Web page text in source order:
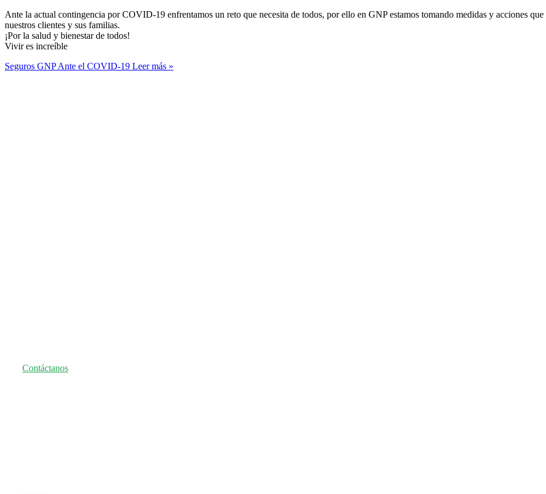
Ante la actual contingencia por COVID-19 enfrentamos un reto que necesita de todos, por ello en GNP estamos tomando medidas y acciones
nuestros clientes y sus familias.
¡Por la salud y bienestar de todos!
Vivir es increíble
Seguros GNP Ante el COVID-19 Leer más »
Contáctanos